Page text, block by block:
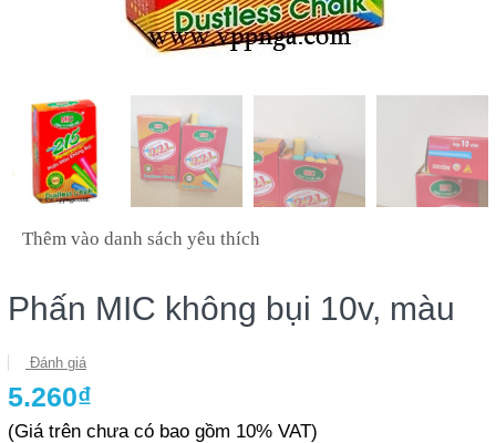
Thêm vào danh sách yêu thích
Phấn MIC không bụi 10v, màu
Đánh giá
5.260₫
(Giá trên chưa có bao gồm 10% VAT)